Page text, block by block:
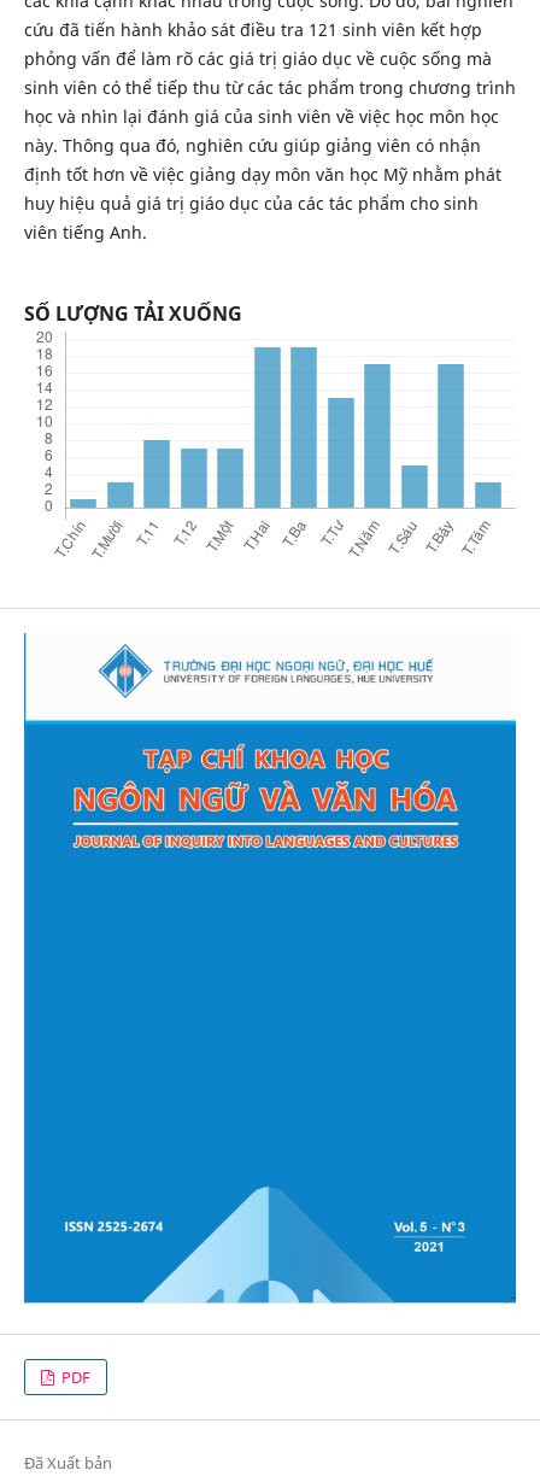
cứu đã tiến hành khảo sát điều tra 121 sinh viên kết hợp
phỏng vấn để làm rõ các giá trị giáo dục về cuộc sống mà
sinh viên có thể tiếp thu từ các tác phẩm trong chương trình
học và nhìn lại đánh giá của sinh viên về việc học môn học
này. Thông qua đó, nghiên cứu giúp giảng viên có nhận
định tốt hơn về việc giảng dạy môn văn học Mỹ nhằm phát
huy hiệu quả giá trị giáo dục của các tác phẩm cho sinh
viên tiếng Anh.
SỐ LƯỢNG TẢI XUỐNG
PDF
Đã Xuất bản